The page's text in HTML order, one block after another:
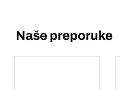
Naše preporuke